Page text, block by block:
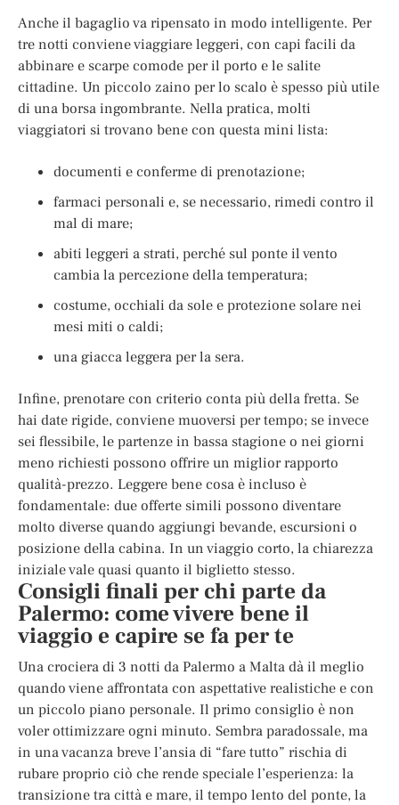
Anche il bagaglio va ripensato in modo intelligente. Per
tre notti conviene viaggiare leggeri, con capi facili da
abbinare e scarpe comode per il porto e le salite
cittadine. Un piccolo zaino per lo scalo è spesso più utile
di una borsa ingombrante. Nella pratica, molti
viaggiatori si trovano bene con questa mini lista:
documenti e conferme di prenotazione;
farmaci personali e, se necessario, rimedi contro il
mal di mare;
abiti leggeri a strati, perché sul ponte il vento
cambia la percezione della temperatura;
costume, occhiali da sole e protezione solare nei
mesi miti o caldi;
una giacca leggera per la sera.
Infine, prenotare con criterio conta più della fretta. Se
hai date rigide, conviene muoversi per tempo; se invece
sei flessibile, le partenze in bassa stagione o nei giorni
meno richiesti possono offrire un miglior rapporto
qualità-prezzo. Leggere bene cosa è incluso è
fondamentale: due offerte simili possono diventare
molto diverse quando aggiungi bevande, escursioni o
posizione della cabina. In un viaggio corto, la chiarezza
iniziale vale quasi quanto il biglietto stesso.
Consigli finali per chi parte da
Palermo: come vivere bene il
viaggio e capire se fa per te
Una crociera di 3 notti da Palermo a Malta dà il meglio
quando viene affrontata con aspettative realistiche e con
un piccolo piano personale. Il primo consiglio è non
voler ottimizzare ogni minuto. Sembra paradossale, ma
in una vacanza breve l’ansia di “fare tutto” rischia di
rubare proprio ciò che rende speciale l’esperienza: la
transizione tra città e mare, il tempo lento del ponte, la